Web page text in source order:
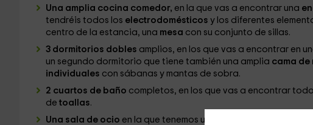
Una amplia cocina comedor, en la que vas a encontrar una
tendréis todos los electrodomésticos y los diferentes
centro de la estancia, una mesa con su conjunto de sillas.
3 dormitorios dobles amplios, en los que vas a encontrar en
un segundo dormitorio que tiene también una amplia cama de
individuales con sábanas y mantas de sobra.
2 cuartos de baño completos, en los que vas a encontrar
de toallas.
Una sala de ocio en la que tenemos un